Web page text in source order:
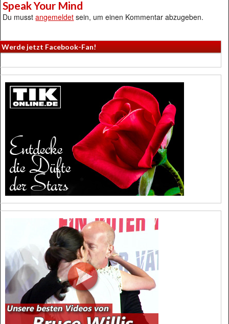
Speak Your Mind
Du musstangemeldet sein, um einen Kommentar abzugeben.
Werde jetzt Facebook-Fan!